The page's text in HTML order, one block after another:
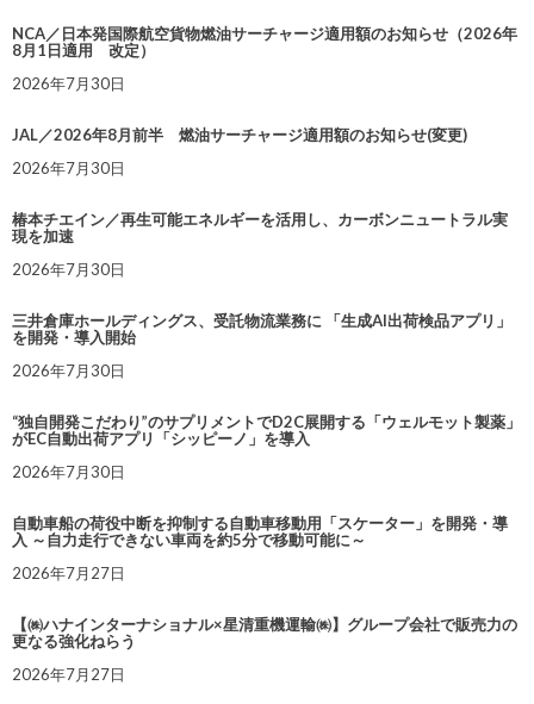
NCA／日本発国際航空貨物燃油サーチャージ適用額のお知らせ（2026年
8月1日適用 改定）
2026年7月30日
JAL／2026年8月前半 燃油サーチャージ適用額のお知らせ(変更)
2026年7月30日
椿本チエイン／再生可能エネルギーを活用し、カーボンニュートラル実
現を加速
2026年7月30日
三井倉庫ホールディングス、受託物流業務に 「生成AI出荷検品アプリ」
を開発・導入開始
2026年7月30日
“独自開発こだわり”のサプリメントでD2C展開する「ウェルモット製薬」
がEC自動出荷アプリ「シッピーノ」を導入
2026年7月30日
自動車船の荷役中断を抑制する自動車移動用「スケーター」を開発・導
入 ～自力走行できない車両を約5分で移動可能に～
2026年7月27日
【㈱ハナインターナショナル×星清重機運輸㈱】グループ会社で販売力の
更なる強化ねらう
2026年7月27日